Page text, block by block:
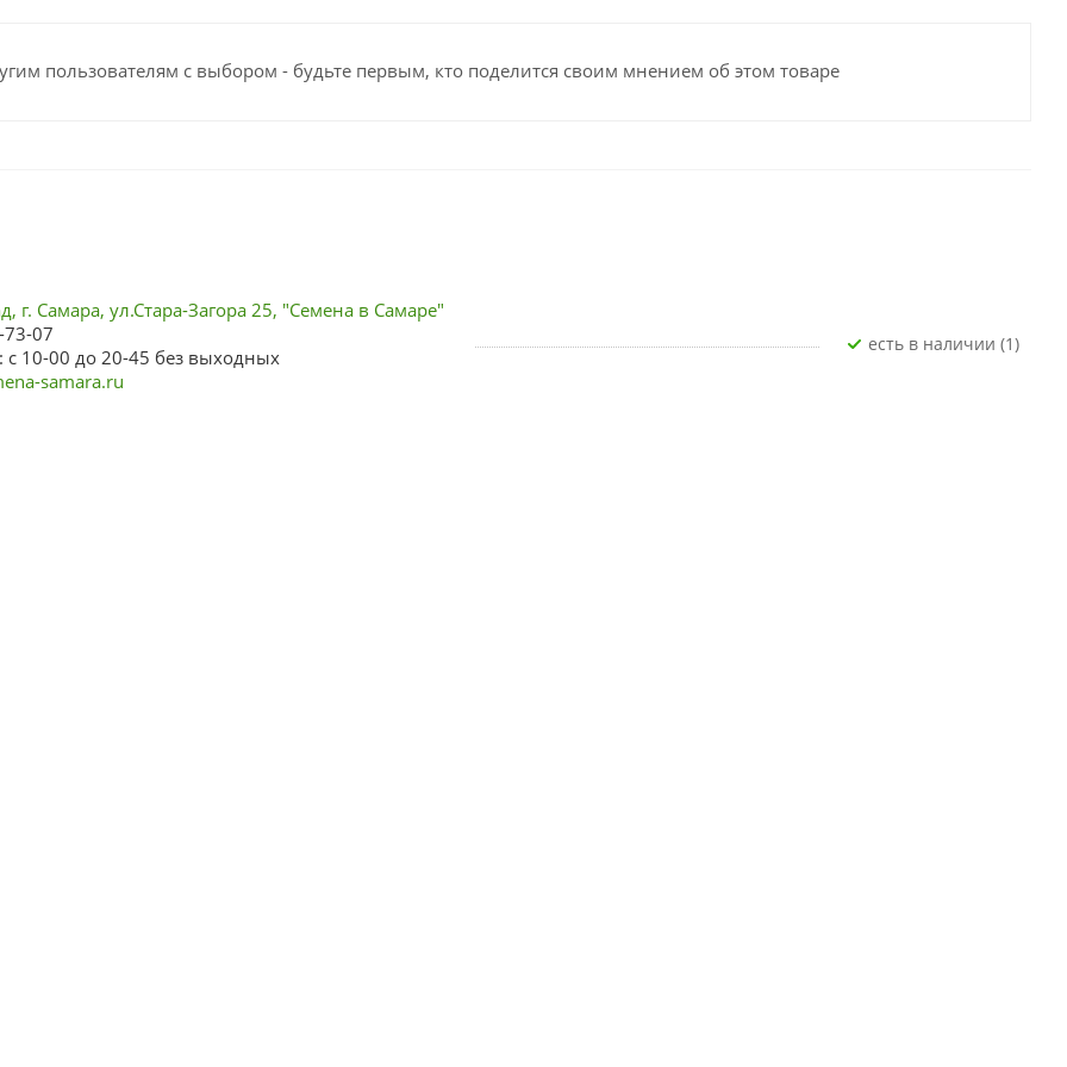
пользователям с выбором - будьте первым, кто поделится своим мнением об этом товаре
г. Самара, ул.Стара-Загора 25, "Семена в Самаре"
73-07
с 10-00 до 20-45 без выходных
samara.ru
Есть в наличии (1)